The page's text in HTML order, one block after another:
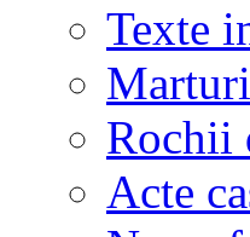
Texte
Rochii
Acte